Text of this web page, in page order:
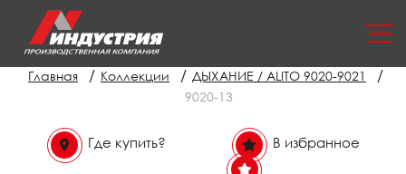
Главная / Коллекции / ДЫХАНИЕ / ALITO 9020-9021 /
9020-13
Где купить? В избранное